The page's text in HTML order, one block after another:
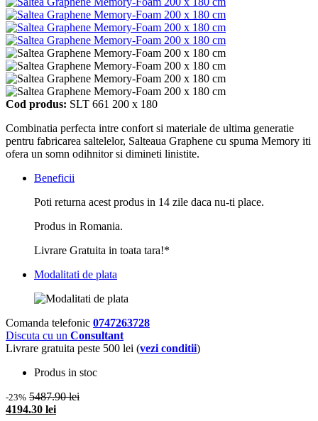
Cod produs: SLT 661 200 x 180
Combinatia perfecta intre confort si materiale de ultima generatie
pentru fabricarea saltelelor, Salteaua Graphene cu spuma Memory iti
ofera un somn odihnitor si dimineti linistite.
Beneficii
Poti returna acest produs in 14 zile daca nu-ti place.
Produs in Romania.
Livrare Gratuita in toata tara!*
Modalitati de plata
Comanda telefonic 0747263728
Discuta cu un Consultant
Livrare gratuita peste 500 lei (vezi conditii)
Produs in stoc
-23% 5487.90 lei
4194.30 lei